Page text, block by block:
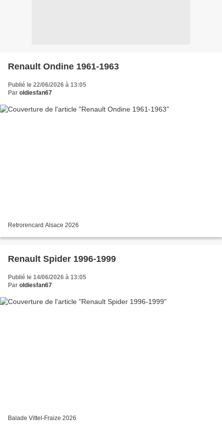
Renault Ondine 1961-1963
Publié le 22/06/2026 à 13:05
Par oldiesfan67
Retrorencard Alsace 2026
Renault Spider 1996-1999
Publié le 14/06/2026 à 13:05
Par oldiesfan67
Balade Vittel-Fraize 2026